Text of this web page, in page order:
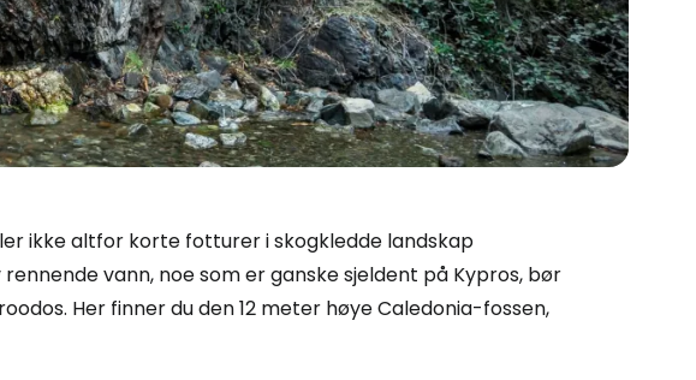
ikke altfor korte fotturer i skogkledde landskap
vann, noe som er ganske sjeldent på Kypros, bør
Her finner du den 12 meter høye Caledonia-fossen,